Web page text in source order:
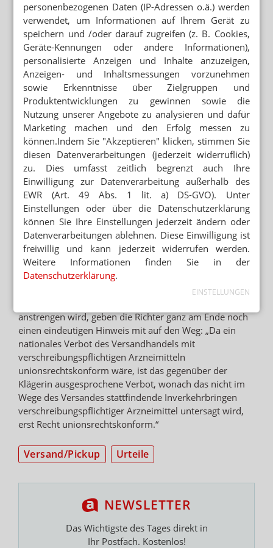
personenbezogenen Daten (IP-Adressen o.ä.) werden
verwendet, um Informationen auf Ihrem Gerät zu
speichern und /oder darauf zugreifen (z. B. Cookies,
Geräte-Kennungen oder andere Informationen),
personalisierte Anzeigen und Inhalte anzuzeigen,
Anzeigen- und Inhaltsmessungen vorzunehmen
sowie Erkenntnisse über Zielgruppen und
Produktentwicklungen zu gewinnen sowie die
Nutzung unserer Angebote zu analysieren und dafür
Marketing machen und den Erfolg messen zu
können.Indem Sie "Akzeptieren" klicken, stimmen Sie
diesen Datenverarbeitungen (jederzeit widerruflich)
zu. Dies umfasst zeitlich begrenzt auch Ihre
Einwilligung zur Datenverarbeitung außerhalb des
EWR (Art. 49 Abs. 1 lit. a) DS-GVO). Unter
Einstellungen oder über die Datenschutzerklärung
können Sie Ihre Einstellungen jederzeit ändern oder
Datenverarbeitungen ablehnen. Diese Einwilligung ist
freiwillig und kann jederzeit widerrufen werden.
Weitere Informationen finden Sie in der
Datenschutzerklärung.
EINSTELLUNGEN
beispielsweise das Verfallsdatum auf der Rückseite
anhand der Videoaufnahmen von oben nicht zu
erkennen sei. Daran ändere auch Securpharm nichts.
Auch Rezeptfälschungen lassen sich laut Gericht ohne
den 3D-Effekt nicht erkennen, sodass ein größerer
Anreiz für Missbrauch geschaffen werde als bei der
physischen Kontrolle.
DocMorris hatte argumentiert, die Abgabe sei durch den
in den Niederlanden geltenden „funktionalen
Apothekenbegriff“ gedeckt. Der Fall Hüffenhardt stelle
aber keinen „Versand an den Endverbraucher“ dar, da
im Zeitpunkt des Grenzübertritts ein Endverbraucher
nicht objektiv feststehe, so die Richter. Doch selbst
wenn man dies unterstellen wolle, verstoße das Modell
gegen die deutschen Vorschriften, die auch für
ausländische Versandapotheken gelten, etwa die
Vorgaben zur Dokumentation, zur räumlichen Nähe
oder zur Abzeichnung des Rezepts vor der Abgabe.
Auch hier weisen die Richter jeweils umfangreich den
Sinn der verschiedenen Pflichten nach.
Und weil DocMorris sich vermutlich nicht mit dem
anstrengen wird, geben die Richter ganz am Ende noch
einen eindeutigen Hinweis mit auf den Weg: „Da ein
nationales Verbot des Versandhandels mit
verschreibungspflichtigen Arzneimitteln
unionsrechtskonform wäre, ist das gegenüber der
Klägerin ausgesprochene Verbot, wonach das nicht im
Wege des Versandes stattfindende Inverkehrbringen
verschreibungspflichtiger Arzneimittel untersagt wird,
erst Recht unionsrechtskonform.“
Versand/Pickup Urteile
NEWSLETTER
Das Wichtigste des Tages direkt in
Ihr Postfach. Kostenlos!